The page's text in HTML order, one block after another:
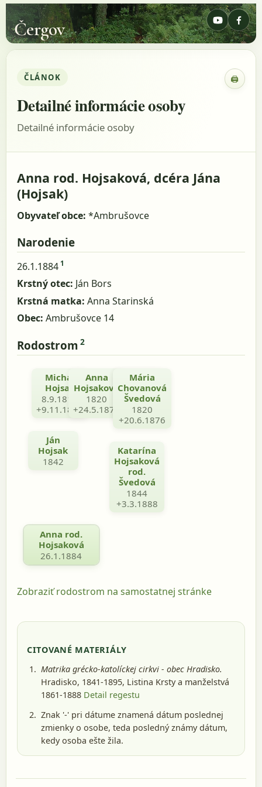
Čergov
ČLÁNOK 🖨
Detailné informácie osoby
Detailné informácie osoby
Anna rod. Hojsaková, dcéra Jána
(Hojsak)
Obyvateľ obce: *Ambrušovce
Narodenie
26.1.1884 1
Krstný otec: Ján Bors
Krstná matka: Anna Starinská
Obec: Ambrušovce 14
Rodostrom 2
Michal
Hojsak
8.9.1811
+9.11.1887
Anna
Hojsaková
1820
+24.5.1878
Ján
Hojsak
1842
Teodor
Šveda
1805
+2.3.1863
Mária
Chovanová
Švedová
1820
+20.6.1876
Katarína
Hojsaková
rod.
Švedová
1844
+3.3.1888
Anna rod.
Hojsaková
26.1.1884
Zobraziť rodostrom na samostatnej stránke
CITOVANÉ MATERIÁLY
Matrika grécko-katolíckej cirkvi - obec Hradisko.
Hradisko, 1841-1895, Listina Krsty a manželstvá
1861-1888 Detail regestu
Znak '-' pri dátume znamená dátum poslednej
zmienky o osobe, teda posledný známy dátum,
kedy osoba ešte žila.